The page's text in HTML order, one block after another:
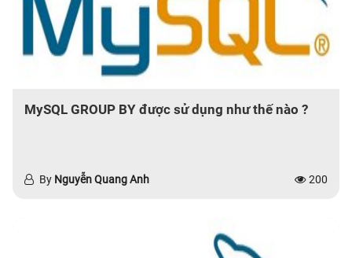
MySQL GROUP BY được sử dụng như thế nào ?
By Nguyễn Quang Anh 200